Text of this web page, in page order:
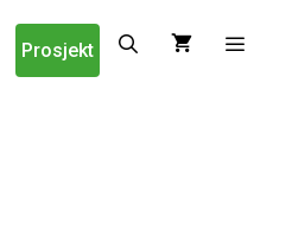
Prosjekt